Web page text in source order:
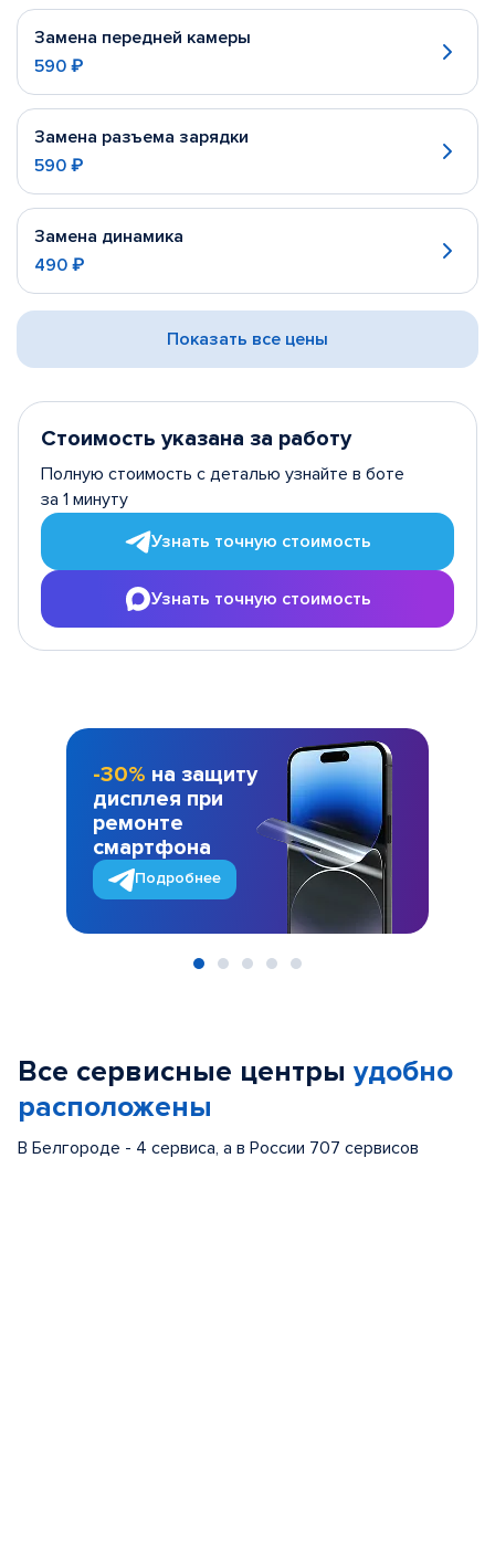
Замена передней камеры
590 ₽
Замена разъема зарядки
590 ₽
Замена динамика
490 ₽
Показать все цены
Стоимость указана за работу
Полную стоимость с деталью узнайте в боте
за 1 минуту
Узнать точную стоимость
Узнать точную стоимость
-30% на защиту
дисплея при
ремонте
смартфона
Подробнее
Все сервисные центры удобно
расположены
В Белгороде - 4 сервиса, а в России 707 сервисов